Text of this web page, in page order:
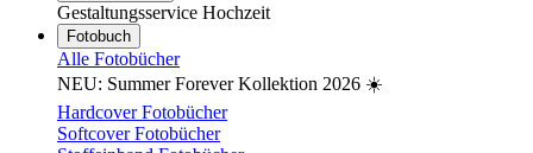
Gestaltungsservice Hochzeit
Fotobuch
Alle Fotobücher
NEU: Summer Forever Kollektion 2026 ☀️
Hardcover Fotobücher
Softcover Fotobücher